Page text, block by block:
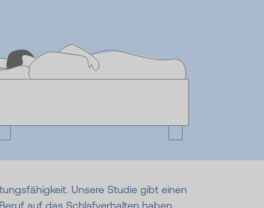
Unsere Studie gibt einen